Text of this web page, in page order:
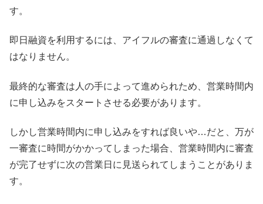
す。
即日融資を利用するには、アイフルの審査に通過しなくて
はなりません。
最終的な審査は人の手によって進められため、営業時間内
に申し込みをスタートさせる必要があります。
しかし営業時間内に申し込みをすれば良いや…だと、万が
一審査に時間がかかってしまった場合、営業時間内に審査
が完了せずに次の営業日に見送られてしまうことがありま
す。